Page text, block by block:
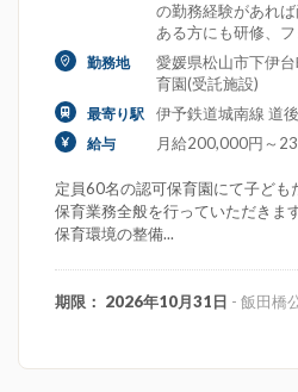
の勤務経験があれ
ある方にも研修、フ
勤務地
愛媛県松山市下伊
育園(受託施設)
最寄り駅 伊予鉄道城南線 道
給与 月給200,000円～
定員60名の認可保育園にて子ども
保育業務全般を行っていただきま
保育環境の整備...
期限： 2026年10月31日 - 飯田橋